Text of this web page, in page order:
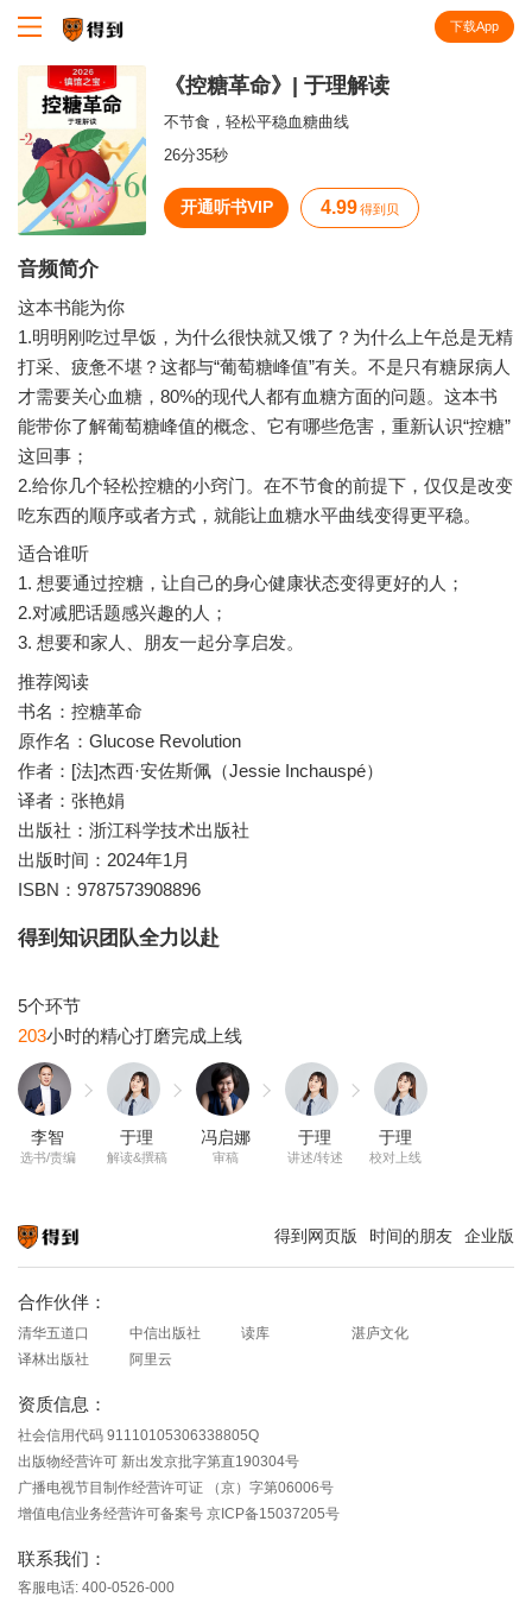
下载App
《控糖革命》| 于理解读
不节食，轻松平稳血糖曲线
26分35秒
开通听书VIP 4.99 得到贝
音频简介
这本书能为你
1.明明刚吃过早饭，为什么很快就又饿了？为什么上午总是无精
打采、疲惫不堪？这都与“葡萄糖峰值”有关。不是只有糖尿病人
才需要关心血糖，80%的现代人都有血糖方面的问题。这本书
能带你了解葡萄糖峰值的概念、它有哪些危害，重新认识“控糖”
这回事；
2.给你几个轻松控糖的小窍门。在不节食的前提下，仅仅是改变
适合谁听
1. 想要通过控糖，让自己的身心健康状态变得更好的人；
2.对减肥话题感兴趣的人；
推荐阅读
书名：控糖革命
原作名：Glucose Revolution
作者：[法]杰西·安佐斯佩（Jessie Inchauspé）
译者：张艳娟
出版社：浙江科学技术出版社
出版时间：2024年1月
ISBN：9787573908896
得到知识团队全力以赴
203
李智
选书/责编
于理
解读&撰稿
冯启娜
审稿
于理
讲述/转述
于理
校对上线
得到网页版 时间的朋友 企业版
合作伙伴：
清华五道口 中信出版社 读库
湛庐文化
译林出版社
阿里云
资质信息：
社会信用代码 91110105306338805Q
出版物经营许可 新出发京批字第直190304号
广播电视节目制作经营许可证 （京）字第06006号
增值电信业务经营许可备案号 京ICP备15037205号
联系我们：
客服电话: 400-0526-000